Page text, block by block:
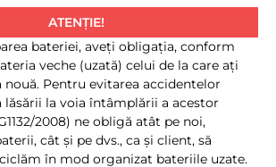
ATENȚIE!
bateriei, aveţi obligaţia, conform
veche (uzată) celui de la care aţi
Pentru evitarea accidentelor
la voia întâmplării a acestor
2008) ne obligă atât pe noi,
cât şi pe dvs., ca şi client, să
în mod organizat bateriile uzate.